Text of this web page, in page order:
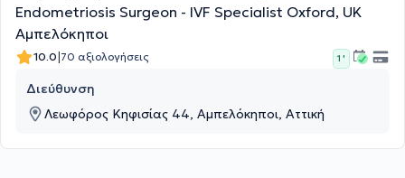
Endometriosis Surgeon - IVF Specialist Oxford, UK
Αμπελόκηποι
10.0|70 αξιολογήσεις 1 '
Διεύθυνση
Λεωφόρος Κηφισίας 44, Αμπελόκηποι, Αττική